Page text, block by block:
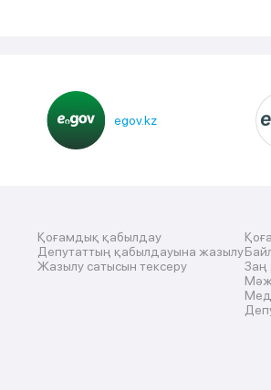
egov.kz
Қоғамдық қабылдау
Депутаттың қабылдауына жазылу
Жазылу сатысын тексеру
Заң